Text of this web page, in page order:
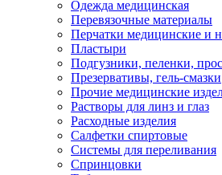
Одежда медицинская
Перевязочные материалы
Перчатки медицинские и
Пластыри
Подгузники, пеленки,
Презервативы, гель-смазки
Прочие медицинские
Растворы для линз и глаз
Расходные изделия
Салфетки спиртовые
Системы для переливания
Спринцовки